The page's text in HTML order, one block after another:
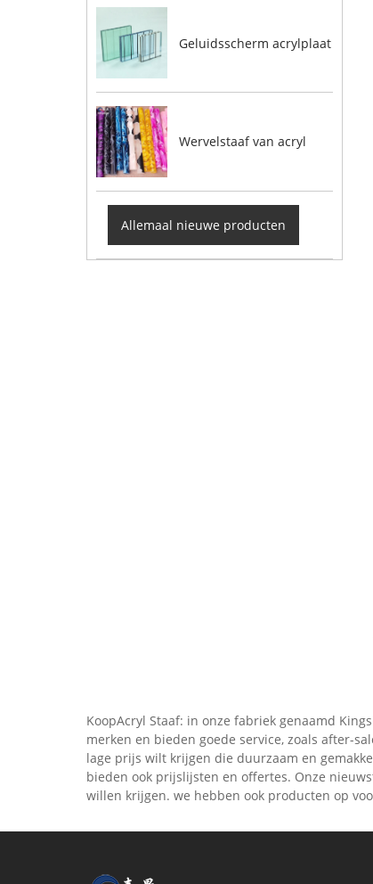
Geluidsscherm acrylplaat
Wervelstaaf van acryl
Allemaal nieuwe producten
KoopAcryl Staaf: in onze fabriek genaamd
merken en bieden goede service, zoals after-
lage prijs wilt krijgen die duurzaam en
bieden ook prijslijsten en offertes. Onze
willen krijgen. we hebben ook producten op